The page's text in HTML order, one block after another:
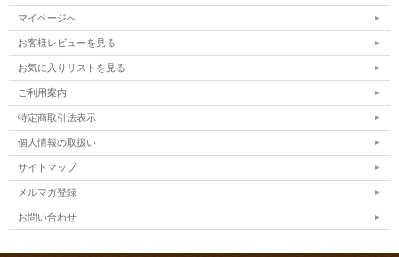
マイページへ
お客様レビューを見る
お気に入りリストを見る
ご利用案内
特定商取引法表示
個人情報の取扱い
サイトマップ
メルマガ登録
お問い合わせ